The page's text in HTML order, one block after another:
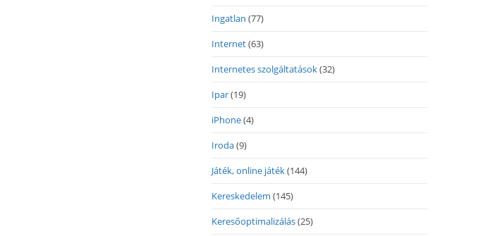
Ingatlan (77)
Internet(63)
Internetes szolgáltatások(32)
Ipar(19)
iPhone(4)
Iroda(9)
Játék, online játék(144)
Kereskedelem (145)
Keresőoptimalizálás(25)